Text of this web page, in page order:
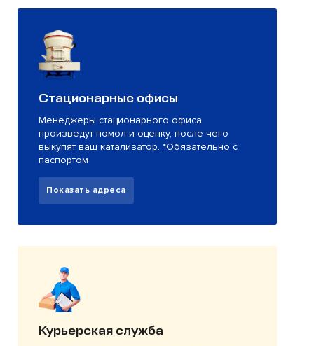
Стационарные офисы
Менеджеры стационарного офиса
произведут помол и оценку, после чего
выкупят ваш катализатор. *Обязательно с
паспортом
Показать адреса
Курьерская служба